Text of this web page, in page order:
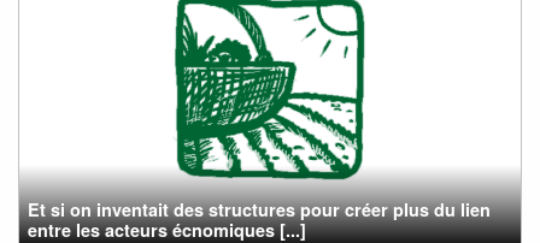
Et si on inventait des structures pour créer plus du lien
entre les acteurs écnomiques [...]